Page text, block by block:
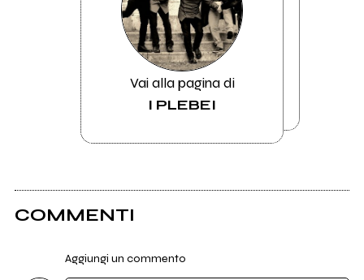
Vai alla pagina di
I PLEBEI
COMMENTI
Aggiungi un commento